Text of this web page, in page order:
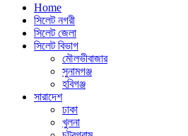
Home
সিলেট নগরী
সিলেট জেলা
সিলেট বিভাগ
মৌলভীবাজার
সুনামগঞ্জ
হবিগঞ্জ
সারাদেশ
ঢাকা
খুলনা